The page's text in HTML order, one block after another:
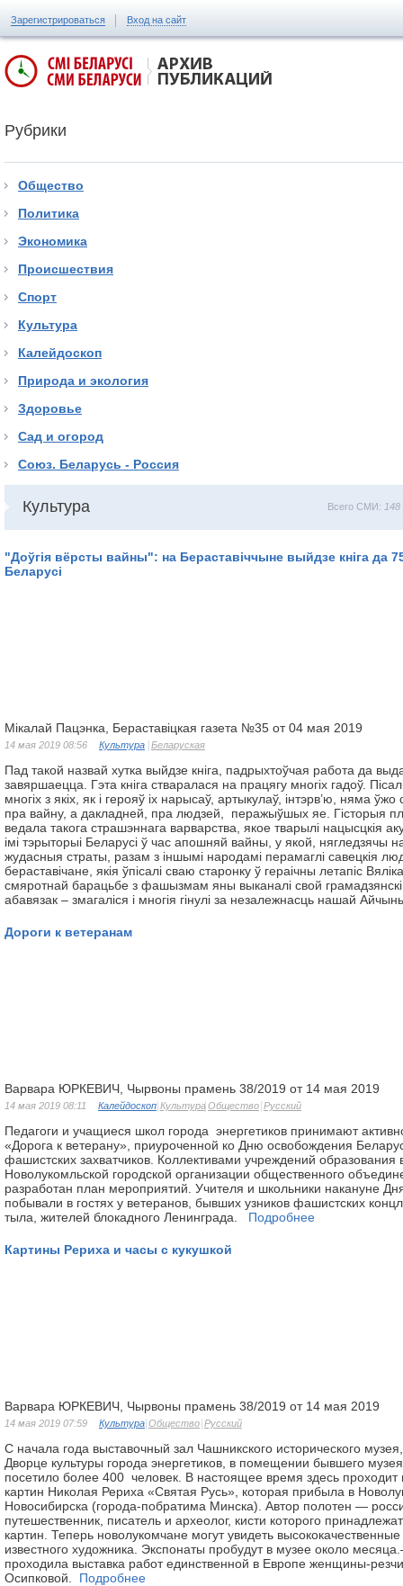
Зарегистрироваться Вход на сайт
Рубрики
Общество
Политика
Экономика
Происшествия
Спорт
Культура
Калейдоскоп
Природа и экология
Здоровье
Сад и огород
Союз. Беларусь - Россия
Культура Всего СМИ: 148
"Доўгія вёрсты вайны": на Бераставіччыне выйдзе кніга да
Беларусі
Мікалай Пацэнка, Бераставіцкая газета №35 от 04 мая 2019
14 мая 2019 08:56 Культура Беларуская
Пад такой назвай хутка вый­дзе кніга, падрыхтоўчая работа да
завяршаецца. Гэта кніга стваралася на працягу многіх гадоў.
многіх з якіх, як і герояў іх нарысаў, артыкулаў, інтэрв’ю, няма ўжо
пра вайну, а дакладней, пра людзей, перажыўшых яе. Гісторыя
ведала такога страшэннага варварства, якое тварылі нацысцкія
імі тэрыторыі Беларусі ў час апошняй вайны, у якой, нягледзячы
жудасныя страты, ра­зам з іншымі народамі перамаглі савецкія
бераставічане, якія ўпісалі сваю старонку ў гераічны летапіс
смяротнай барацьбе з фашызмам яны выканалі свой
абавязак – змагаліся і многія гінулі за незалежнасць нашай
Дороги к ветеранам
Варвара ЮРКЕВИЧ, Чырвоны прамень 38/2019 от 14 мая 2019
14 мая 2019 08:11 Калейдоскоп Культура Общество Русский
Педагоги и учащиеся школ города энергетиков принимают
«Дорога к ветерану», приуроченной ко Дню освобождения
фашистских захватчиков. Коллективами учреждений образования
Новолукомльской городской организации общественного
разработан план мероприятий. Учителя и школьники накануне
побывали в гостях у ветеранов, бывших узников фашистских
тыла, жителей блокадного Ленинграда. Подробнее
Картины Рериха и часы с кукушкой
Варвара ЮРКЕВИЧ, Чырвоны прамень 38/2019 от 14 мая 2019
14 мая 2019 07:59 Культура Общество Русский
С начала года выставочный зал Чашникского исторического
Дворце культуры города энергетиков, в помещении бывшего
посетило более 400 человек. В настоящее время здесь проходит
картин Николая Рериха «Святая Русь», которая прибыла в
Новосибирска (города-побратима Минска). Автор полотен —
путешественник, писатель и археолог, кисти которого
картин. Теперь новолукомчане могут увидеть
известного художника. Экспонаты пробудут в музее около
проходила выставка работ единственной в Европе женщины-
Осипковой. Подробнее